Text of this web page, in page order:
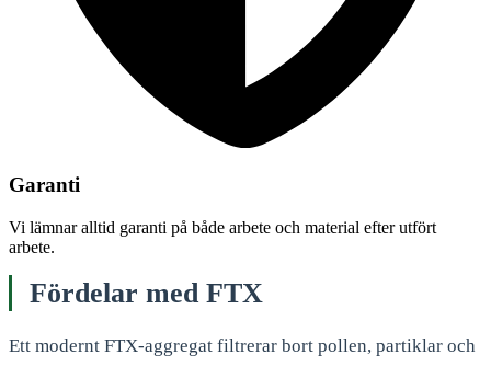
Garanti
Vi lämnar alltid garanti på både arbete och material efter utfört
arbete.
Fördelar med FTX
Ett modernt FTX-aggregat filtrerar bort pollen, partiklar och